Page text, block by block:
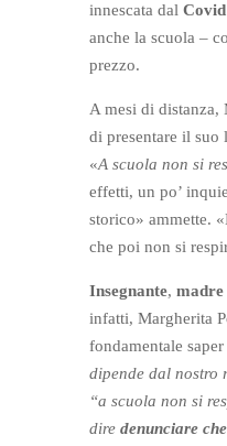
innescata dal Covid
anche la scuola –
prezzo.
A mesi di distanza,
di presentare il suo
«A scuola non si
effetti, un po’
storico» ammette.
che poi non si
Insegnante, madre
infatti, Margherita
fondamentale
dipende dal nostro
“a scuola non si
dire denunciare